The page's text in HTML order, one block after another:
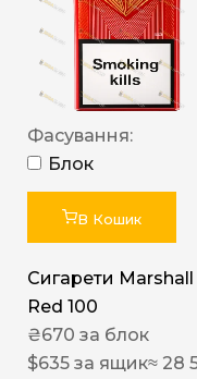
Фасування:
Блок
В Кошик
Сигарети Marshall
Red 100
₴670 за блок
$635 за ящик≈ 28